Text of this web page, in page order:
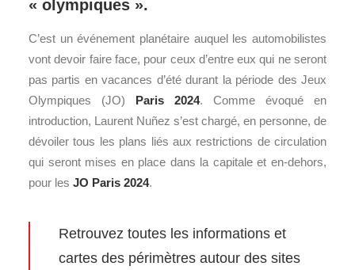
« olympiques ».
C’est un événement planétaire auquel les automobilistes
vont devoir faire face, pour ceux d’entre eux qui ne seront
pas partis en vacances d’été durant la période des Jeux
Olympiques (JO) Paris 2024. Comme évoqué en
introduction, Laurent Nuñez s’est chargé, en personne, de
dévoiler tous les plans liés aux restrictions de circulation
qui seront mises en place dans la capitale et en-dehors,
pour les JO Paris 2024.
Retrouvez toutes les informations et
cartes des périmètres autour des sites